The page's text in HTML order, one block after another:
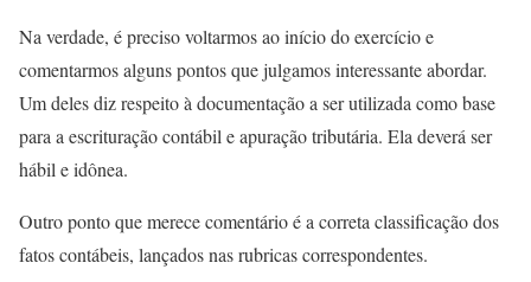
Na verdade, é preciso voltarmos ao início do exercício e
comentarmos alguns pontos que julgamos interessante abordar.
Um deles diz respeito à documentação a ser utilizada como base
para a escrituração contábil e apuração tributária. Ela deverá ser
hábil e idônea.
Outro ponto que merece comentário é a correta classificação dos
fatos contábeis, lançados nas rubricas correspondentes.